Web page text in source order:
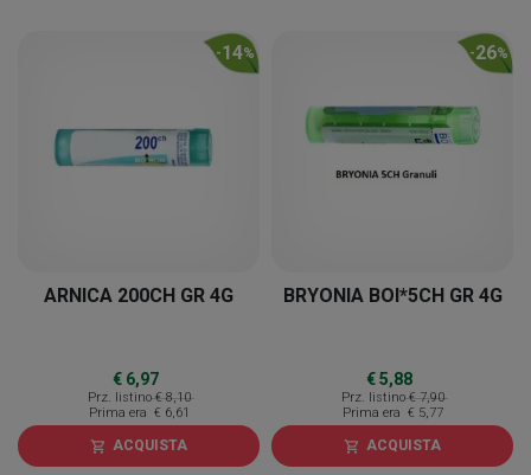
-14%
ARNICA 200CH GR 4G
€ 6,97
Prz. listino € 8,10
Prima era € 6,61
shopping_cart ACQUISTA
-26%
BRYONIA BOI*5CH GR 4G
€ 5,88
Prz. listino € 7,90
Prima era € 5,77
shopping_cart ACQUISTA